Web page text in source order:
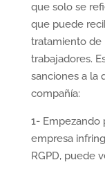
que solo se
que puede
tratamiento de
trabajadores.
sanciones a la
compañía:
1- Empezando
empresa
RGPD, puede